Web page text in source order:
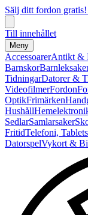
Sälj ditt fordon
Till innehållet
Meny
AccessoarerAntikt &
Barnskor
TidningarDatorer &
VideofilmerFordon
OptikFrimärken
Hushåll
SedlarSamlarsaker
FritidTelefoni,
DatorspelVykort &